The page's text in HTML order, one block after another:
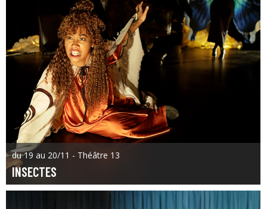
du 19 au 20/11 - Théâtre 13
INSECTES